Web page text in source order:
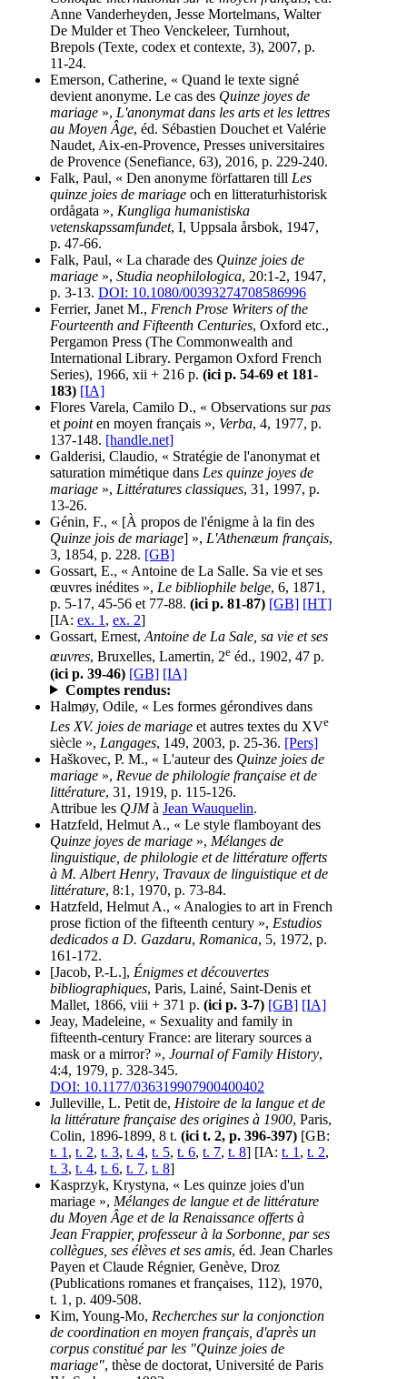
Anne Vanderheyden, Jesse Mortelmans, Walter
De Mulder et Theo Venckeleer, Turnhout,
Brepols (Texte, codex et contexte, 3), 2007, p.
11-24.
Emerson, Catherine, « Quand le texte signé
devient anonyme. Le cas des Quinze joyes de
mariage », L'anonymat dans les arts et les lettres
au Moyen Âge, éd. Sébastien Douchet et Valérie
Naudet, Aix-en-Provence, Presses universitaires
de Provence (Senefiance, 63), 2016, p. 229-240.
Falk, Paul, « Den anonyme författaren till Les
quinze joies de mariage och en litteraturhistorisk
ordågata », Kungliga humanistiska
vetenskapssamfundet, I, Uppsala årsbok, 1947,
p. 47-66.
Falk, Paul, « La charade des Quinze joies de
mariage », Studia neophilologica, 20:1-2, 1947,
p. 3-13. DOI: 10.1080/00393274708586996
Ferrier, Janet M., French Prose Writers of the
Fourteenth and Fifteenth Centuries, Oxford etc.,
Pergamon Press (The Commonwealth and
International Library. Pergamon Oxford French
Series), 1966, xii + 216 p. (ici p. 54-69 et 181-
183) [IA]
Flores Varela, Camilo D., « Observations surpas
et pointen moyen français », Verba, 4, 1977, p.
137-148. [handle.net]
Galderisi, Claudio, « Stratégie de l'anonymat et
saturation mimétique dans Les quinze joyes de
mariage », Littératures classiques, 31, 1997, p.
13-26.
Génin, F., « [À propos de l'énigme à la fin des
Quinze jois de mariage] », L'Athenæum français,
3, 1854, p. 228. [GB]
Gossart, E., « Antoine de La Salle. Sa vie et ses
œuvres inédites », Le bibliophile belge, 6, 1871,
p. 5-17, 45-56 et 77-88. (ici p. 81-87) [GB] [HT]
[IA: ex. 1 , ex. 2]
Gossart, Ernest, Antoine de La Sale, sa vie et ses
œuvres, Bruxelles, Lamertin, 2e éd., 1902, 47 p.
(ici p. 39-46) [GB] [IA]
Comptes rendus:
Halmøy, Odile, « Les formes gérondives dans
Les XV. joies de mariage et autres textes du XVe
siècle », Langages, 149, 2003, p. 25-36. [Pers]
Haškovec, P. M., « L'auteur des Quinze joies de
mariage », Revue de philologie française et de
littérature, 31, 1919, p. 115-126.
Attribue les QJMà Jean Wauquelin.
Hatzfeld, Helmut A., « Le style flamboyant des
Quinze joyes de mariage », Mélanges de
linguistique, de philologie et de littérature offerts
à M. Albert Henry, Travaux de linguistique et de
littérature, 8:1, 1970, p. 73-84.
Hatzfeld, Helmut A., « Analogies to art in French
prose fiction of the fifteenth century », Estudios
dedicados a D. Gazdaru, Romanica, 5, 1972, p.
161-172.
[Jacob, P.-L.], Énigmes et découvertes
bibliographiques, Paris, Lainé, Saint-Denis et
Mallet, 1866, viii + 371 p. (ici p. 3-7) [GB] [IA]
Jeay, Madeleine, « Sexuality and family in
fifteenth-century France: are literary sources a
mask or a mirror? », Journal of Family History,
4:4, 1979, p. 328-345.
DOI: 10.1177/036319907900400402
Julleville, L. Petit de, Histoire de la langue et de
la littérature française des origines à 1900, Paris,
Colin, 1896-1899, 8 t. (ici t. 2, p. 396-397) [GB:
t. 1 , t. 2, t. 3, t. 4, t. 5, t. 6, t. 7, t. 8] [IA: t. 1 , t. 2,
t. 3, t. 4, t. 6, t. 7, t. 8]
Kasprzyk, Krystyna, « Les quinze joies d'un
mariage », Mélanges de langue et de littérature
du Moyen Âge et de la Renaissance offerts à
Jean Frappier, professeur à la Sorbonne, par ses
collègues, ses élèves et ses amis, éd. Jean Charles
Payen et Claude Régnier, Genève, Droz
(Publications romanes et françaises, 112), 1970,
t. 1, p. 409-508.
Kim, Young-Mo, Recherches sur la conjonction
de coordination en moyen français, d'après un
corpus constitué par les "Quinze joies de
mariage", thèse de doctorat, Université de Paris